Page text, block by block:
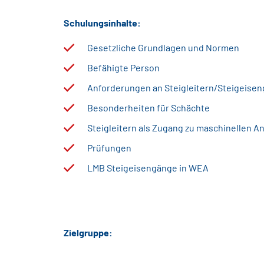
Schulungsinhalte:
Gesetzliche Grundlagen und Normen
Befähigte Person
Anforderungen an Steigleitern/
Besonderheiten für Schächte
Steigleitern als Zugang zu maschinellen
Prüfungen
LMB Steigeisengänge in WEA
Zielgruppe: